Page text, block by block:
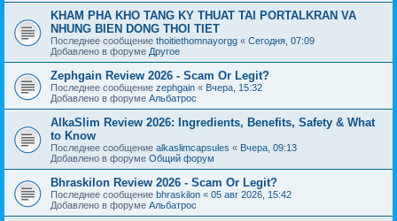
KHAM PHA KHO TANG KY THUAT TAI PORTALKRAN VA
NHUNG BIEN DONG THOI TIET
Последнее сообщение thoitiethomnayorgg « Сегодня, 07:09
Добавлено в форуме Другое
Zephgain Review 2026 - Scam Or Legit?
Последнее сообщение zephgain « Вчера, 15:32
Добавлено в форуме Альбатрос
AlkaSlim Review 2026: Ingredients, Benefits, Safety & What
to Know
Последнее сообщение alkaslimcapsules « Вчера, 09:13
Добавлено в форуме Общий форум
Bhraskilon Review 2026 - Scam Or Legit?
Последнее сообщение bhraskilon « 05 авг 2026, 15:42
Добавлено в форуме Альбатрос